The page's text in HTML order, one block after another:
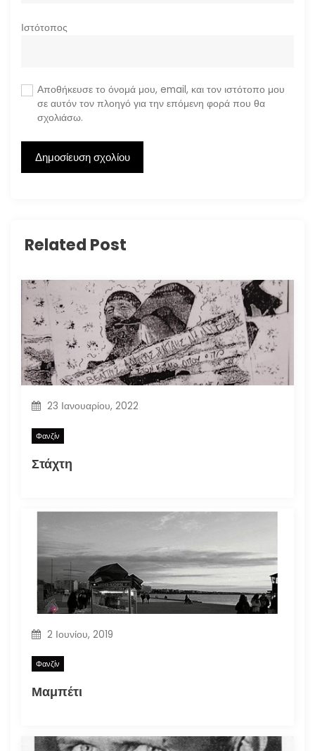
Ιστότοπος
Αποθήκευσε το όνομά μου, email, και τον ιστότοπο μου
σε αυτόν τον πλοηγό για την επόμενη φορά που θα
σχολιάσω.
Related Post
23 Ιανουαρίου, 2022
Φανζίν
Στάχτη
2 Ιουνίου, 2019
Φανζίν
Μαμπέτι